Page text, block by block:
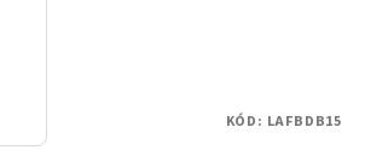
KÓD: LAFBDB15